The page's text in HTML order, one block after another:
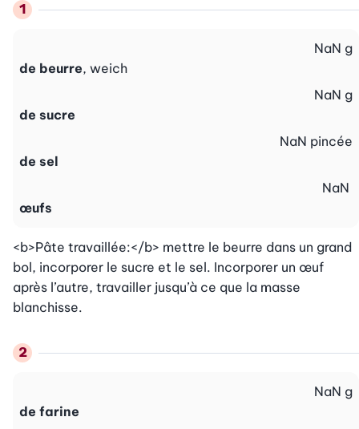
de beurre, weich
NaN g
de sucre
NaN g
de sel
NaN pincée
œufs
NaN
<b>Pâte travaillée:</b> mettre le beurre dans un grand
bol, incorporer le sucre et le sel. Incorporer un œuf
après l’autre, travailler jusqu’à ce que la masse
blanchisse.
de farine
NaN g